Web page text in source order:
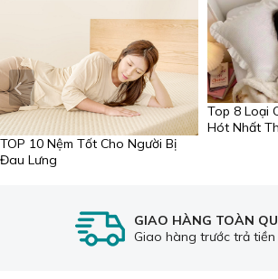
TOP 10 Nệm Tốt Cho Người Bị
Đau Lưng
Top 8 Loại
Hót Nhất
GIAO HÀNG TOÀN
Giao hàng trước trả tiền